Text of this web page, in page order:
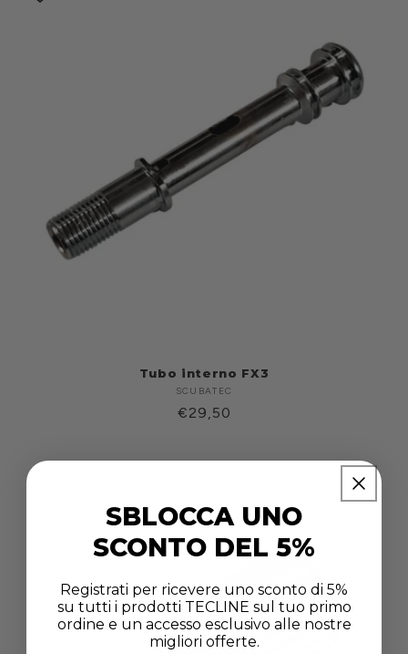
Tubo interno FX3
Produttore:
SCUBATEC
Prezzo
€29,50
SBLOCCA UNO
SCONTO DEL 5%
Registrati per ricevere uno sconto di 5%
su tutti i prodotti TECLINE sul tuo primo
ordine e un accesso esclusivo alle nostre
migliori offerte.